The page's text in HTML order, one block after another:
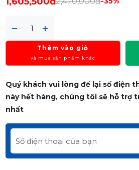
Thêm vào giỏ
và mua sản phẩm khác
Quý khách vui lòng để lại số điện
này hết hàng, chúng tôi sẽ hỗ trợ
nhất